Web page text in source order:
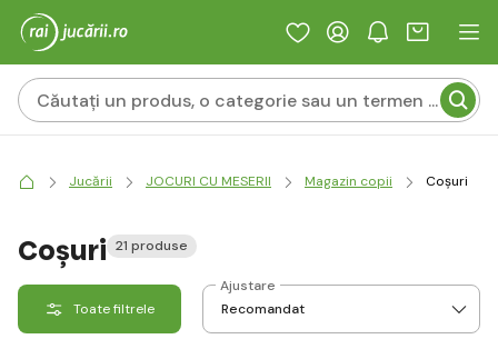
Jucării JOCURI CU MESERII Magazin copii Coșuri
Coșuri 21 produse
Toate filtrele
Ajustare